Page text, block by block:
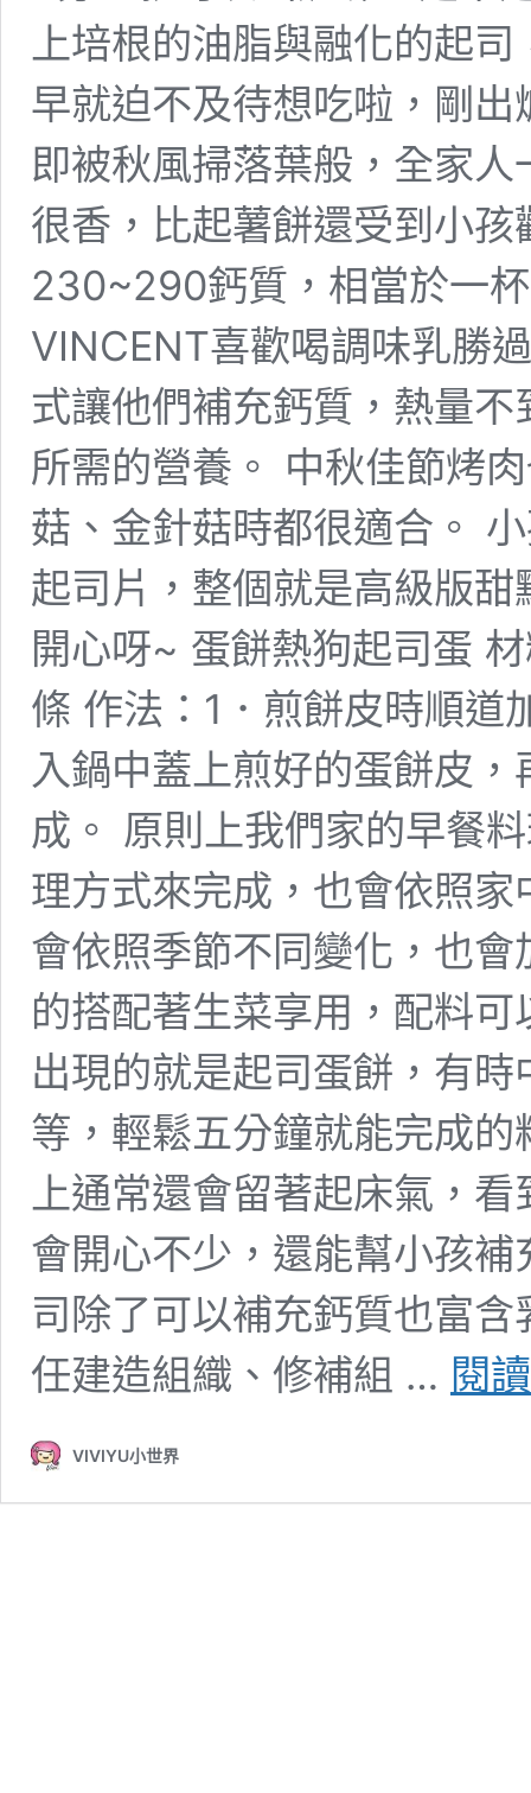
上培根的油脂與融化的起
早就迫不及待想吃啦，剛
即被秋風掃落葉般，全家
很香，比起薯餅還受到小
230~290鈣質，相當於一
VINCENT喜歡喝調味乳勝
式讓他們補充鈣質，熱量
所需的營養。 中秋佳節烤
菇、金針菇時都很適合。
起司片，整個就是高級版
開心呀~ 蛋餅熱狗起司蛋
條 作法：1．煎餅皮時順道
入鍋中蓋上煎好的蛋餅皮
成。 原則上我們家的早餐
理方式來完成，也會依照
會依照季節不同變化，也
的搭配著生菜享用，配料
出現的就是起司蛋餅，有
等，輕鬆五分鐘就能完成
上通常還會留著起床氣，
會開心不少，還能幫小孩
司除了可以補充鈣質也富
任建造組織、修補組 … 閱
VIVIYU小世界